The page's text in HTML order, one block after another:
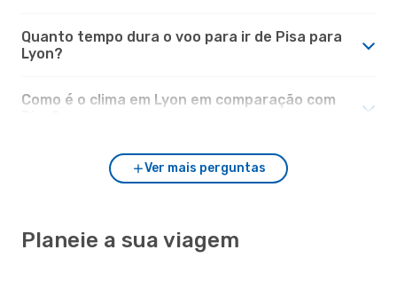
Quanto tempo dura o voo para ir de Pisa para
Lyon?
Como é o clima em Lyon em comparação com
Ver mais perguntas
Planeie a sua viagem